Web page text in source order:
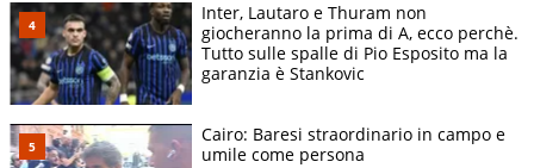
Inter, Lautaro e Thuram non
giocheranno la prima di A, ecco perchè.
Tutto sulle spalle di Pio Esposito ma la
garanzia è Stankovic
Cairo: Baresi straordinario in campo e
umile come persona